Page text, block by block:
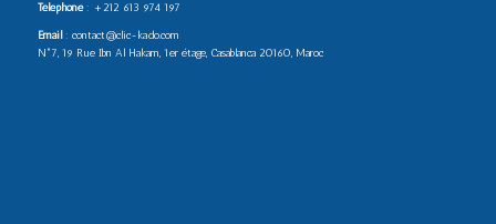
Téléphone: +212 613 974 197
Email: contact@clic-kado.com
N°7, 19 Rue Ibn Al Hakam, 1er étage, Casablanca 20160, Maroc